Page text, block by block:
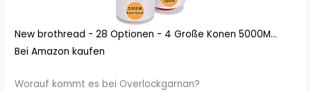
New brothread - 28 Optionen - 4 Große Konen 5000M...
Bei Amazon kaufen
Worauf kommt es bei Overlockgarnan?